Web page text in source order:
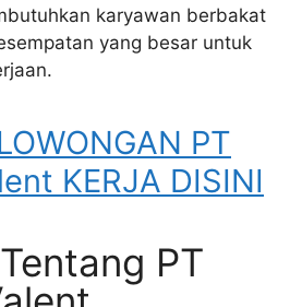
karyawan berbakat
yang besar untuk
PT
KERJA DISINI
PT